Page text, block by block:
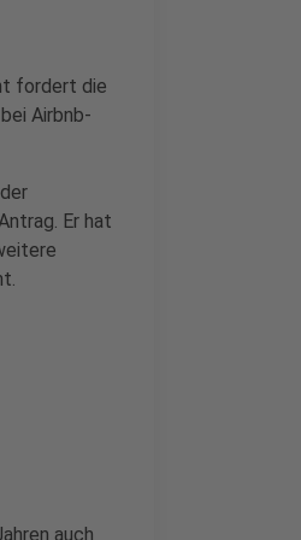
fordert die
Airbnb-
Er hat
auch